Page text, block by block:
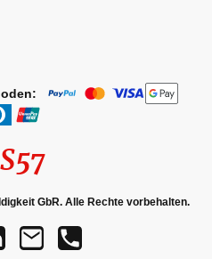
GbR. Alle Rechte vorbehalten.